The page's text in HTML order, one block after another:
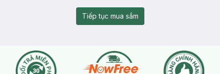
Tiếp tục mua sắm